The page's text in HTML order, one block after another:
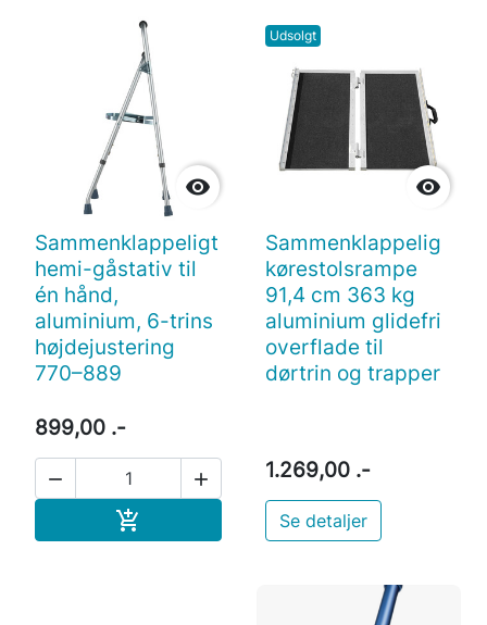

Sammenklappeligt
hemi-gåstativ til
én hånd,
aluminium, 6-trins
højdejustering
770–889
899,00 .-
 
 Læg i indkøbskurv
Udsolgt

Sammenklappelig
kørestolsrampe
91,4 cm 363 kg
aluminium glidefri
overflade til
dørtrin og trapper
1.269,00 .-
Se detaljer